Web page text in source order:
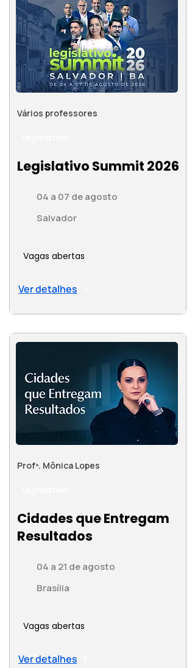
Vários professores
Legislativo Summit 2026
04 a 07 de agosto
Salvador
Vagas abertas
Ver detalhes
Profª. Mônica Lopes
Cidades que Entregam
Resultados
04 a 21 de agosto
Brasília
Vagas abertas
Ver detalhes